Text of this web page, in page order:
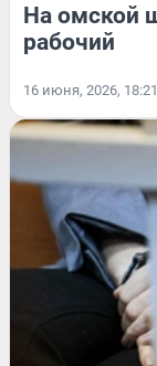
На омской
рабочий
16 июня, 2026, 18:21